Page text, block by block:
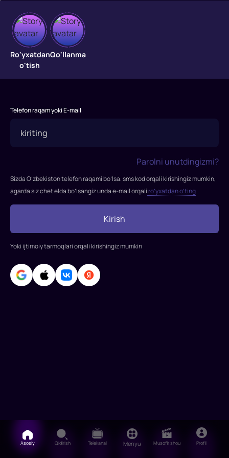
Maxfiy
josus
"Maxfiy
2016-
tasvirga
Maykl
Apted
Bloom,
Kollette
Ro'yxatdan
o'tish
Qo'llanma
Telefon raqam yoki E-mail
Parolni unutdingizmi?
Sizda O’zbekiston telefon raqami bo’lsa. sms kod orqali kirishingiz mumkin,
agarda siz chet elda bo’lsangiz unda e-mail orqali ro’yxatdan o’ting
Kirish
Yoki ijtimoiy tarmoqlari orqali kirishingiz mumkin
Asosiy Qidirish Telekanal Menyu Musofir shou Profil